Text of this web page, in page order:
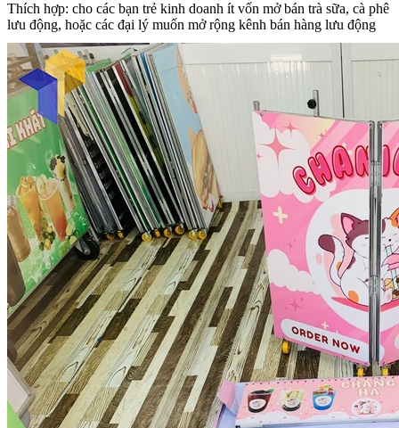
Thích hợp: cho các bạn trẻ kinh doanh ít vốn mở bán trà sữa, cà phê
lưu động, hoặc các đại lý muốn mở rộng kênh bán hàng lưu động